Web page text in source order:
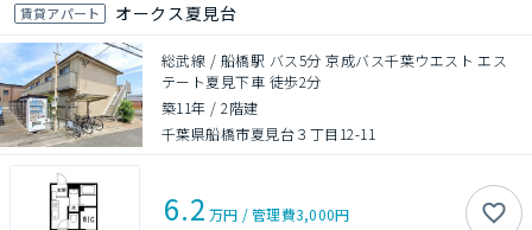
賃貸アパート オークス夏見台
総武線 / 船橋駅 バス5分 京成バス千葉ウエスト エス
テート夏見下車 徒歩2分
築11年 /2階建
千葉県船橋市夏見台３丁目12-11
6.2 万円 /管理費3,000円